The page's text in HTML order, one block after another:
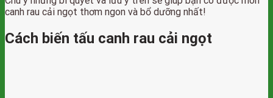
canh rau cải ngọt thơm ngon và bổ dưỡng nhất!
Cách biến tấu canh rau cải ngọt